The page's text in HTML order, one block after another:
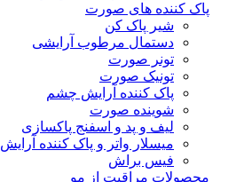
پاک کننده های صورت
شیر پاک کن
دستمال مرطوب آرایشی
تونر صورت
تونیک صورت
پاک کننده آرایش چشم
شوینده صورت
لیف و پد و اسفنج پاکسازی
میسلار واتر و پاک کننده آرایش
فیس براش
محصولات مراقبت از مو